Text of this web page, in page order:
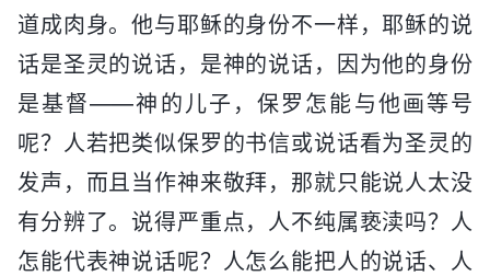
道成肉身。他与耶稣的身份不一样，耶稣的说
话是圣灵的说话，是神的说话，因为他的身份
是基督——神的儿子，保罗怎能与他画等号
呢？人若把类似保罗的书信或说话看为圣灵的
发声，而且当作神来敬拜，那就只能说人太没
有分辨了。说得严重点，人不纯属亵渎吗？人
怎能代表神说话呢？人怎么能把人的说话、人